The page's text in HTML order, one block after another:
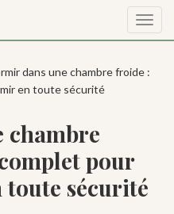
la
dans une chambre froide :
en toute sécurité
chambre
pour
sécurité